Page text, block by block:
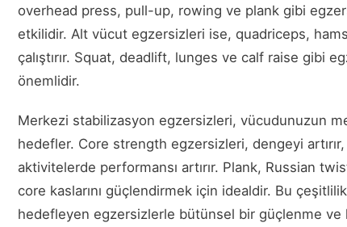
overhead press, pull-up, rowing ve plank gibi
etkilidir. Alt vücut egzersizleri ise, quadriceps,
çalıştırır. Squat, deadlift, lunges ve calf raise gibi
önemlidir.
Merkezi stabilizasyon egzersizleri, vücudunuzun
hedefler. Core strength egzersizleri, dengeyi
aktivitelerde performansı artırır. Plank, Russian
core kaslarını güçlendirmek için idealdir. Bu
hedefleyen egzersizlerle bütünsel bir güçlenme